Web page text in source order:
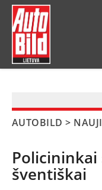
AUTOBILD >
šventiškai